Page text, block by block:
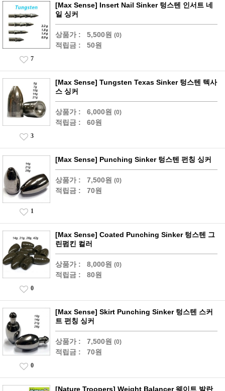
[Max Sense] Insert Nail Sinker 텅스텐 인서트 네
일 싱커
상품가 : 5,500원 (0)
적립금 : 50원
7
[Max Sense] Tungsten Texas Sinker 텅스텐 텍사
스 싱커
상품가 : 6,000원 (0)
적립금 : 60원
3
[Max Sense] Punching Sinker 텅스텐 펀칭 싱커
상품가 : 7,500원 (0)
적립금 : 70원
1
[Max Sense] Coated Punching Sinker 텅스텐 그
린펌킨 컬러
상품가 : 8,000원 (0)
적립금 : 80원
0
[Max Sense] Skirt Punching Sinker 텅스텐 스커
트 펀칭 싱커
상품가 : 7,500원 (0)
적립금 : 70원
0
[Nature Troopers] Weight Balancer 웨이트 발란